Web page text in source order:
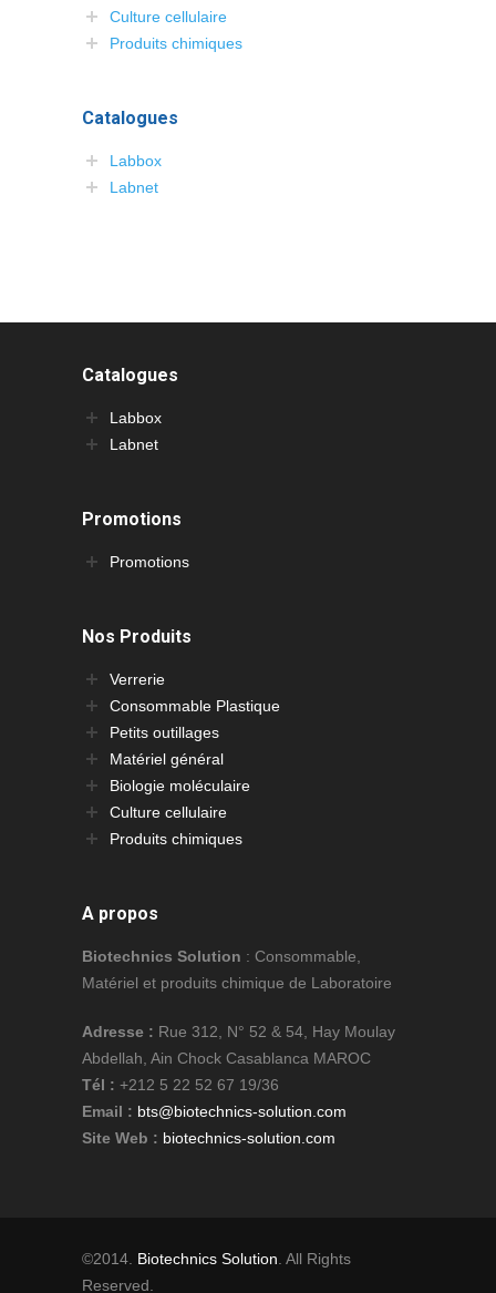
Culture cellulaire
Produits chimiques
Catalogues
Labbox
Labnet
Catalogues
Labbox
Labnet
Promotions
Promotions
Nos Produits
Verrerie
Consommable Plastique
Petits outillages
Matériel général
Biologie moléculaire
Culture cellulaire
Produits chimiques
A propos
Biotechnics Solution : Consommable,
Matériel et produits chimique de Laboratoire
Adresse : Rue 312, N° 52 & 54, Hay Moulay
Abdellah, Ain Chock Casablanca MAROC
Tél : +212 5 22 52 67 19/36
Email : bts@biotechnics-solution.com
Site Web : biotechnics-solution.com
©2014. Biotechnics Solution . All Rights
Reserved.